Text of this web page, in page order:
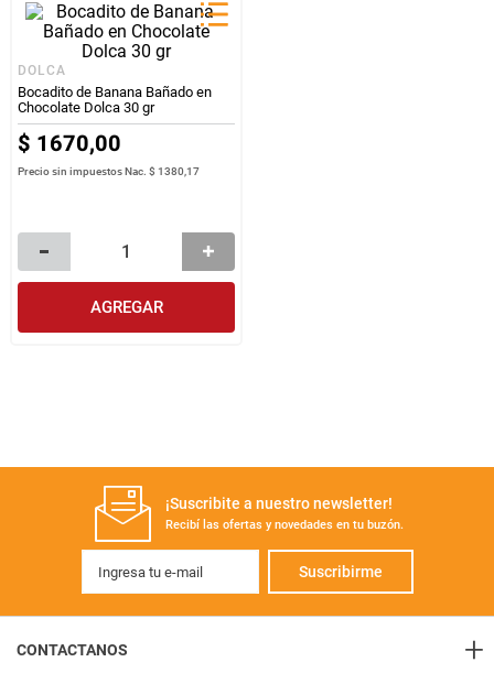
DOLCA
Bocadito de Banana Bañado en
Chocolate Dolca 30 gr
$ 1670,00
Precio sin impuestos Nac.$ 1380,17
AGREGAR
¡Suscribite a nuestro newsletter!
Recibí las ofertas y novedades en tu buzón.
Suscribirme
CONTACTANOS +